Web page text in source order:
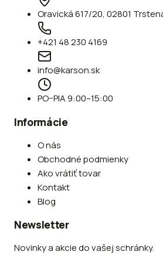
Oravická 617/20, 02801
+421 48 230 4169
info@karson.sk
PO–PIA 9:00–15:00
Informácie
O nás
Obchodné podmienky
Ako vrátiť tovar
Kontakt
Blog
Newsletter
Novinky a akcie do vašej schránky.